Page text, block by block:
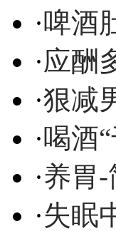
·啤酒
·应酬
·狠减
·喝酒
·养胃
·失眠